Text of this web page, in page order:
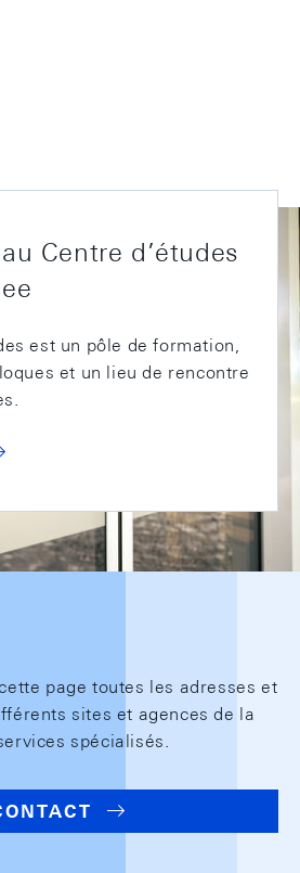
Centre d’études
est un pôle de formation,
et un lieu de rencontre
page toutes les adresses et
sites et agences de la
spécialisés.